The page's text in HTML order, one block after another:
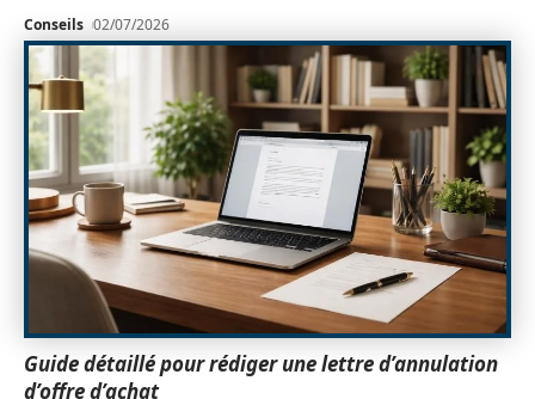
Conseils 02/07/2026
Guide détaillé pour rédiger une lettre d’annulation
d’offre d’achat